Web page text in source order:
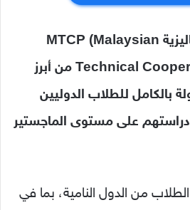
MTCP (Malaysian
Technicalمنأبرز
بالكامل للطلاب الدوليين
دراستهم علىمستوى الماجستير
الطلاب من الدول النامية، بما في